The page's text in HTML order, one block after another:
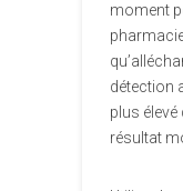
moment
détection
plus
résultat